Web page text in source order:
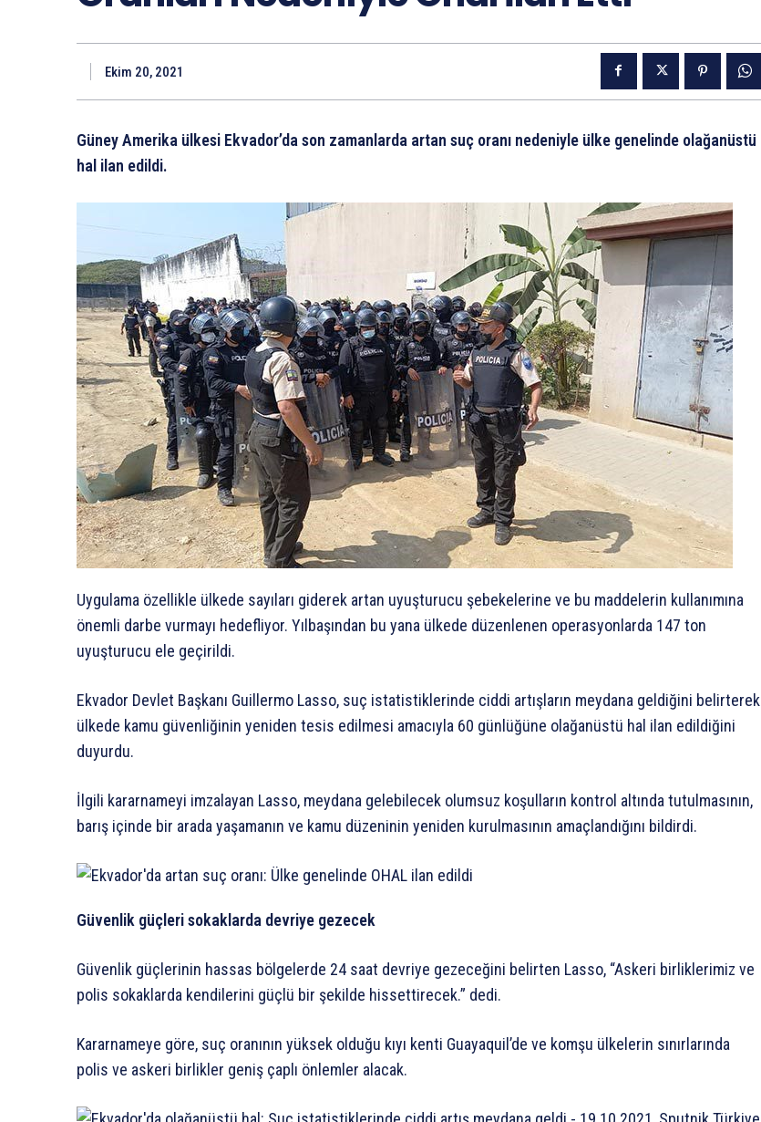
Ekim 20, 2021
Güney Amerika ülkesi Ekvador’da son zamanlarda artan suç oranı nedeniyle ülke genelinde olağanüstü
hal ilan edildi.
Uygulama özellikle ülkede sayıları giderek artan uyuşturucu şebekelerine ve bu maddelerin kullanımına
önemli darbe vurmayı hedefliyor. Yılbaşından bu yana ülkede düzenlenen operasyonlarda 147 ton
uyuşturucu ele geçirildi.
Ekvador Devlet Başkanı Guillermo Lasso, suç istatistiklerinde ciddi artışların meydana geldiğini belirterek
ülkede kamu güvenliğinin yeniden tesis edilmesi amacıyla 60 günlüğüne olağanüstü hal ilan edildiğini
duyurdu.
İlgili kararnameyi imzalayan Lasso, meydana gelebilecek olumsuz koşulların kontrol altında tutulmasının,
barış içinde bir arada yaşamanın ve kamu düzeninin yeniden kurulmasının amaçlandığını bildirdi.
Güvenlik güçleri sokaklarda devriye gezecek
Güvenlik güçlerinin hassas bölgelerde 24 saat devriye gezeceğini belirten Lasso, “Askeri birliklerimiz ve
polis sokaklarda kendilerini güçlü bir şekilde hissettirecek.” dedi.
Kararnameye göre, suç oranının yüksek olduğu kıyı kenti Guayaquil’de ve komşu ülkelerin sınırlarında
polis ve askeri birlikler geniş çaplı önlemler alacak.